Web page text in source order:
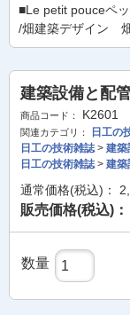
■Le petit pouceペ
/畑建築デザイン
建築設備と配
商品コード： K2601
関連カテゴリ：
日工の
日工の技術雑誌> 建築
日工の技術雑誌> 建築
通常価格(税込)：
販売価格(税込)：
数量